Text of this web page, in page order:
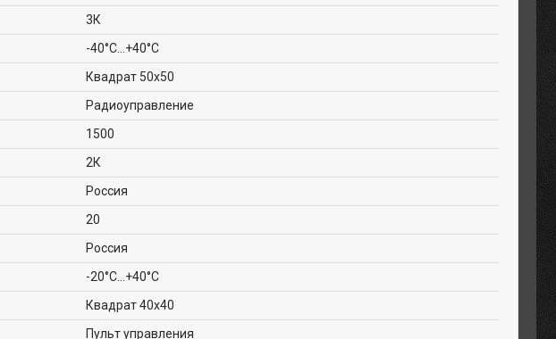
3К
-40°C…+40°C
Квадрат 50х50
Радиоуправление
1500
2К
Россия
20
Россия
-20°C…+40°C
Квадрат 40х40
Пульт управления